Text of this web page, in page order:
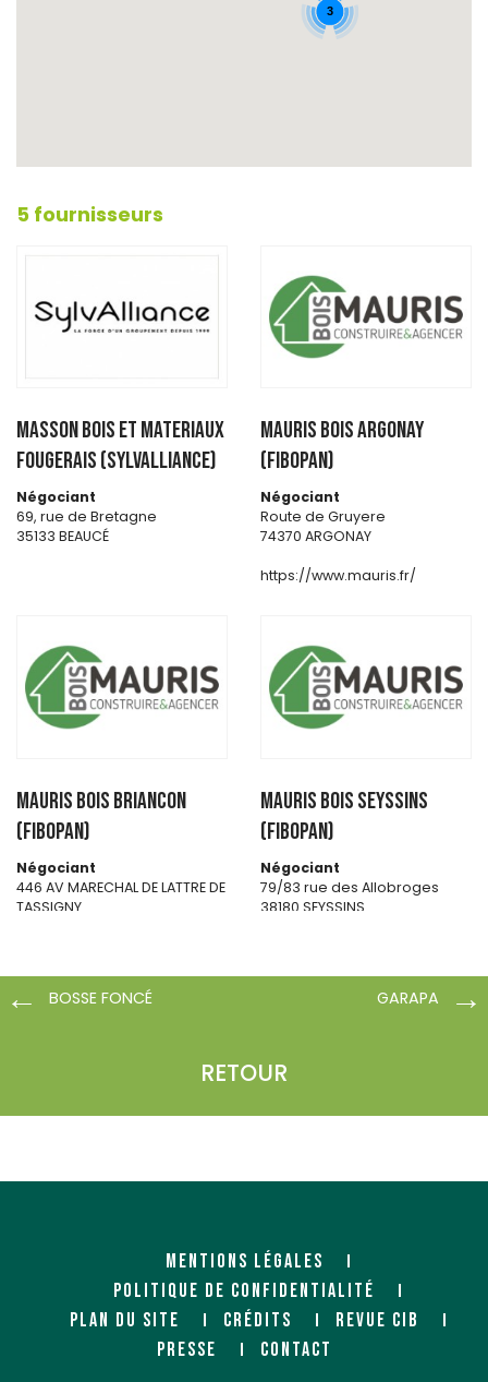
3
5 fournisseurs
MASSON BOIS ET MATERIAUX
FOUGERAIS (SYLVALLIANCE)
Négociant
69, rue de Bretagne
35133 BEAUCÉ
MAURIS BOIS ARGONAY
(FIBOPAN)
Négociant
Route de Gruyere
74370 ARGONAY
https://www.mauris.fr/
MAURIS BOIS BRIANCON
(FIBOPAN)
Négociant
446 AV MARECHAL DE LATTRE DE
TASSIGNY
https://www.mauris.fr/
MAURIS BOIS SEYSSINS
(FIBOPAN)
Négociant
79/83 rue des Allobroges
38180 SEYSSINS
Rue de Rogeries
59600 GOGNIES-CHAUSSÉE
BOSSE FONCÉ
RETOUR
GARAPA
MENTIONS LÉGALES
POLITIQUE DE CONFIDENTIALITÉ
PLAN DU SITE
CRÉDITS
REVUE CIB
PRESSE
CONTACT